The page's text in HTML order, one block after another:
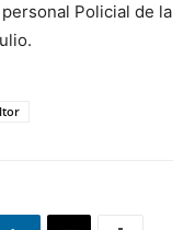
Policial de la